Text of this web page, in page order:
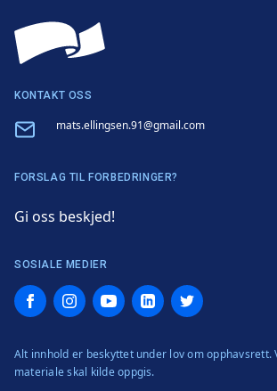
KONTAKT OSS
Email mats.ellingsen.91@gmail.com
FORSLAG TIL FORBEDRINGER?
Gi oss beskjed!
SOSIALE MEDIER
FacebookInstagramYouTubeLinkedInTwitter
Alt innhold er beskyttet under lov om opphavsrett.
materiale skal kilde oppgis.